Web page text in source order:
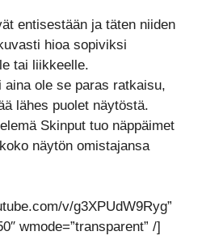
entisestään ja täten niiden
hioa sopiviksi
tai liikkeelle.
aina ole se paras ratkaisu,
lähes puolet näytöstä.
Skinput tuo näppäimet
näytön omistajansa
v/g3XPUdW9Ryg”
wmode=”transparent” /]